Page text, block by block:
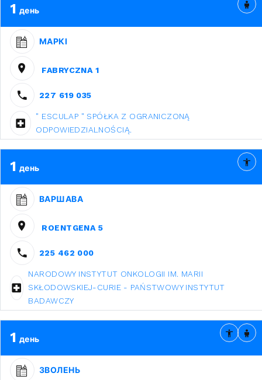
1 день
МАРКІ
FABRYCZNA 1
227 619 035
" ESCULAP " SPÓŁKA Z OGRANICZONĄ
ODPOWIEDZIALNOŚCIĄ.
1 день
ВАРШАВА
ROENTGENA 5
225 462 000
NARODOWY INSTYTUT ONKOLOGII IM. MARII
SKŁODOWSKIEJ-CURIE - PAŃSTWOWY INSTYTUT
BADAWCZY
1 день
ЗВОЛЕНЬ